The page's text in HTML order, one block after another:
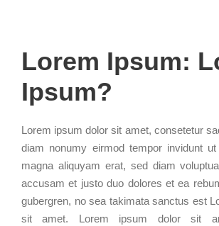
Lorem Ipsum:
Ipsum?
Lorem ipsum dolor sit amet, consetetur
diam nonumy eirmod tempor invidunt
magna aliquyam erat, sed diam
accusam et justo duo dolores et ea
gubergren, no sea takimata sanctus est
sit amet. Lorem ipsum dolor sit